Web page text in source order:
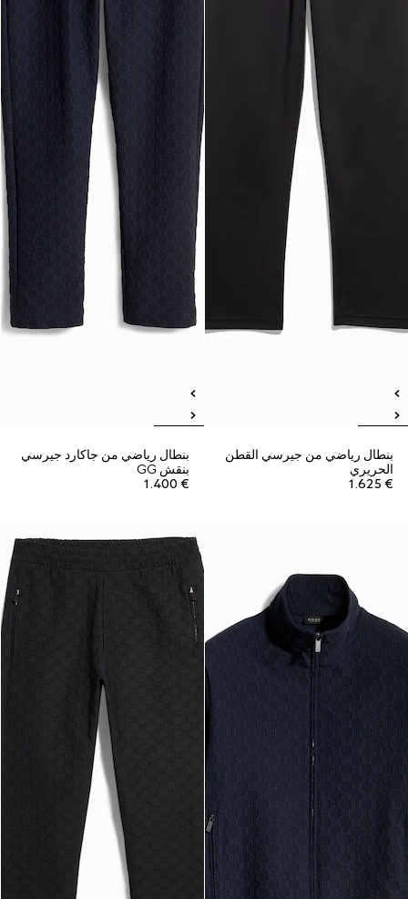
بنطال رياضي من جيرسي القطن
الحريري
€ 1.625
بنطال رياضي من جاكارد جيرسي
بنقش GG
€ 1.400